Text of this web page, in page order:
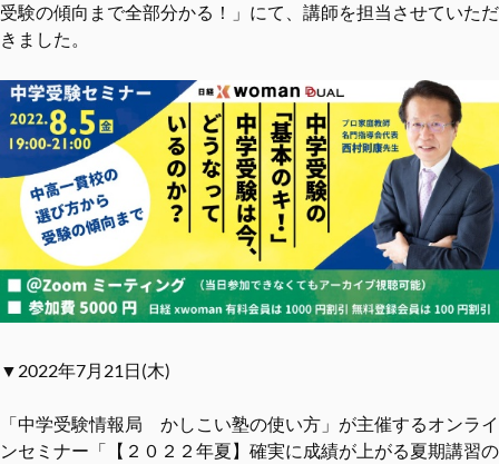
受験の傾向まで全部分かる！」にて、講師を担当させていただ
きました。
▼2022年7月21日(木)
「中学受験情報局 かしこい塾の使い方」が主催するオンライ
ンセミナー「【２０２２年夏】確実に成績が上がる夏期講習の